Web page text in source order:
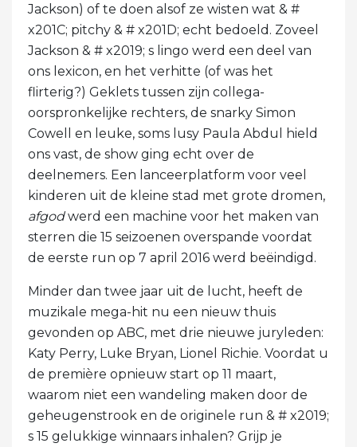
Jackson) of te doen alsof ze wisten wat & #
x201C; pitchy & # x201D; echt bedoeld. Zoveel
Jackson & # x2019; s lingo werd een deel van
ons lexicon, en het verhitte (of was het
flirterig?) Geklets tussen zijn collega-
oorspronkelijke rechters, de snarky Simon
Cowell en leuke, soms lusy Paula Abdul hield
ons vast, de show ging echt over de
deelnemers. Een lanceerplatform voor veel
kinderen uit de kleine stad met grote dromen,
afgodwerd een machine voor het maken van
sterren die 15 seizoenen overspande voordat
de eerste run op 7 april 2016 werd beëindigd.
Minder dan twee jaar uit de lucht, heeft de
muzikale mega-hit nu een nieuw thuis
gevonden op ABC, met drie nieuwe juryleden:
Katy Perry, Luke Bryan, Lionel Richie. Voordat u
de première opnieuw start op 11 maart,
waarom niet een wandeling maken door de
geheugenstrook en de originele run & # x2019;
s 15 gelukkige winnaars inhalen? Grijp je